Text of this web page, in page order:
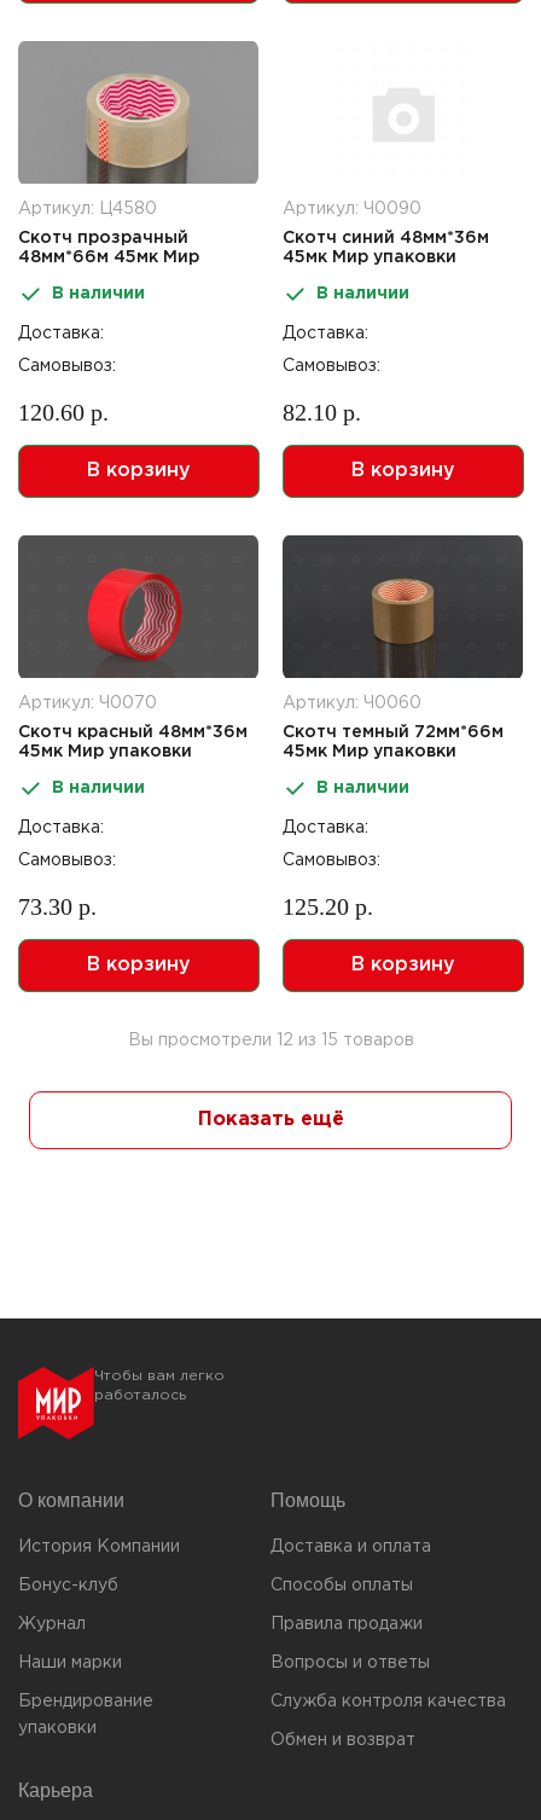
Артикул: Ц4580
Скотч прозрачный
48мм*66м 45мк Мир
В наличии
Доставка:
Самовывоз:
120.60 р.
В корзину
Артикул: Ч0090
Скотч синий 48мм*36м
45мк Мир упаковки
В наличии
Доставка:
Самовывоз:
82.10 р.
В корзину
Артикул: Ч0070
Скотч красный 48мм*36м
45мк Мир упаковки
В наличии
Доставка:
Самовывоз:
73.30 р.
В корзину
Артикул: Ч0060
Скотч темный 72мм*66м
45мк Мир упаковки
В наличии
Доставка:
Самовывоз:
125.20 р.
В корзину
Вы просмотрели 12 из 15 товаров
Показать ещё
Чтобы вам легко
работалось
О компании
История Компании
Бонус-клуб
Журнал
Наши марки
Брендирование
упаковки
Помощь
Доставка и оплата
Способы оплаты
Правила продажи
Вопросы и ответы
Служба контроля качества
Обмен и возврат
Карьера